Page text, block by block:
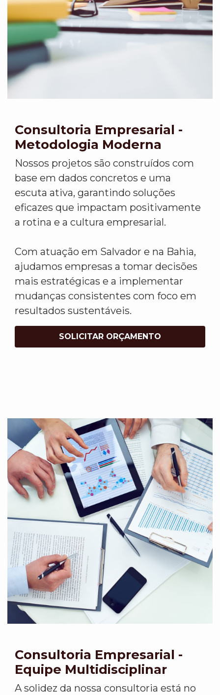
Consultoria Empresarial -
Metodologia Moderna
Nossos projetos são construídos com
base em dados concretos e uma
escuta ativa, garantindo soluções
eficazes que impactam positivamente
a rotina e a cultura empresarial.
Com atuação em Salvador e na Bahia,
ajudamos empresas a tomar decisões
mais estratégicas e a implementar
mudanças consistentes com foco em
resultados sustentáveis.
SOLICITAR ORÇAMENTO
Consultoria Empresarial -
Equipe Multidisciplinar
A solidez da nossa consultoria está no